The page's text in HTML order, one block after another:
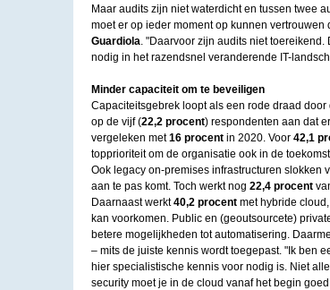
Maar audits zijn niet waterdicht en tussen twee
moet er op ieder moment op kunnen
Guardiola. "Daarvoor zijn audits niet
nodig in het razendsnel veranderende IT-
Minder capaciteit om te beveiligen
Capaciteitsgebrek loopt als een rode draad
op de vijf (22,2 procent) respondenten aan dat
vergeleken met16 procentin 2020. Voor 42,1
topprioriteit om de organisatie ook in de
Ook legacy on-premises infrastructuren slokken
aan te pas komt. Toch werkt nog 22,4 procent
Daarnaast werkt40,2 procentmet hybride
kan voorkomen. Public en (geoutsourcete)
betere mogelijkheden tot automatisering.
– mits de juiste kennis wordt toegepast. "Ik ben
hier specialistische kennis voor nodig is. Niet
security moet je in de cloud vanaf het begin